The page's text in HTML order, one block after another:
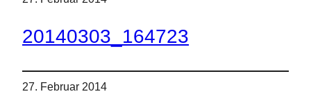
20140303_164723
27. Februar 2014